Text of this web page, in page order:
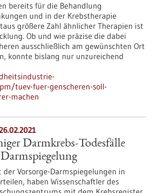
bereits für die Behandlung
und in der Krebstherapie
größere Zahl ähnlicher Therapien ist
Ob und wie präzise die dabei
ausschließlich am gewünschten Ort
konnte bislang nur unzureichend
tuev-fuer-genscheren-soll-
machen
Darmkrebs-Todesfälle
Vorsorge-Darmspiegelungen in
haben Wissenschaftler des